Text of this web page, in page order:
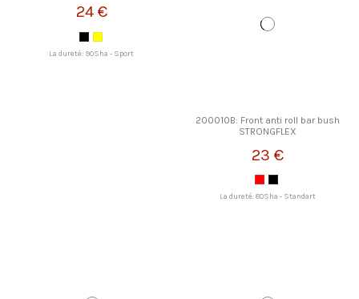
24 €
La dureté: 90Sha - Sport
200010B: Front anti roll bar bush
STRONGFLEX
23 €
La dureté: 80Sha - Standart